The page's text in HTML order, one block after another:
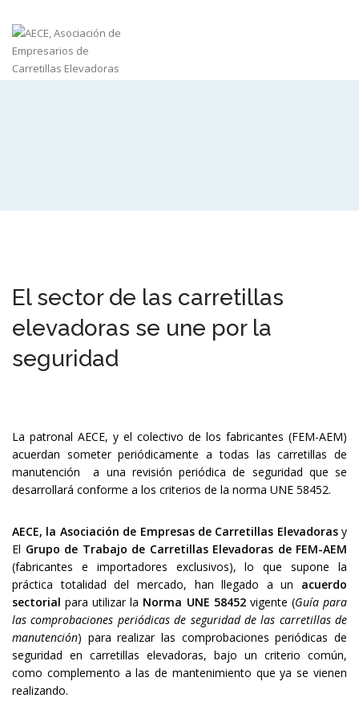
El sector de las carretillas
elevadoras se une por la
seguridad
La patronal AECE, y el colectivo de los fabricantes (FEM-AEM)
acuerdan someter periódicamente a todas las carretillas de
manutención a una revisión periódica de seguridad que se
desarrollará conforme a los criterios de la norma UNE 58452.
AECE, la Asociación de Empresas de Carretillas Elevadorasy
El Grupo de Trabajo de Carretillas Elevadoras de FEM-AEM
(fabricantes e importadores exclusivos), lo que supone la
práctica totalidad del mercado, han llegado a un acuerdo
sectorial para utilizar la Norma UNE 58452vigente (Guía para
las comprobaciones periódicas de seguridad de las carretillas de
manutención) para realizar las comprobaciones periódicas de
seguridad en carretillas elevadoras, bajo un criterio común,
como complemento a las de mantenimiento que ya se vienen
realizando.